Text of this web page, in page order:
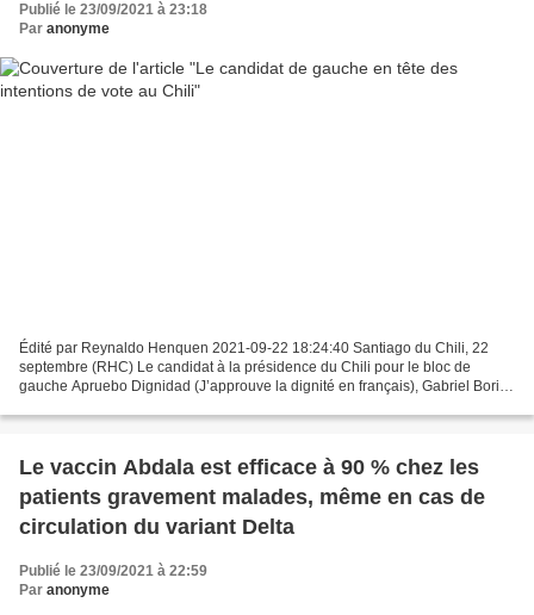
Publié le 23/09/2021 à 23:18
Par anonyme
Édité par Reynaldo Henquen 2021-09-22 18:24:40 Santiago du Chili, 22
septembre (RHC) Le candidat à la présidence du Chili pour le bloc de
gauche Apruebo Dignidad (J’approuve la dignité en français), Gabriel Boric,
Le vaccin Abdala est efficace à 90 % chez les
patients gravement malades, même en cas de
circulation du variant Delta
Publié le 23/09/2021 à 22:59
Par anonyme